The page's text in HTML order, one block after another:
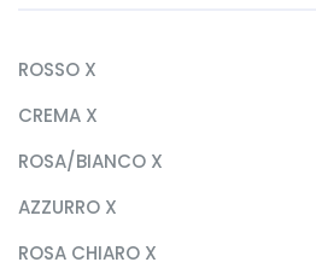
ROSSO X
CREMA X
ROSA/BIANCO X
AZZURRO X
ROSA CHIARO X